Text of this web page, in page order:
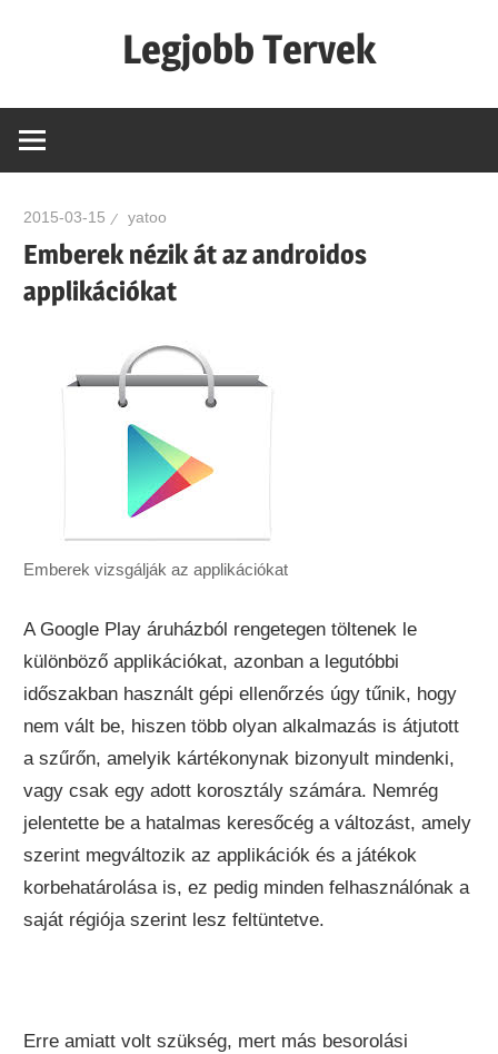
Legjobb Tervek
mindig
jó
tervünk…!
2015-03-15 yatoo
Emberek nézik át az androidos
applikációkat
Emberek vizsgálják az applikációkat
A Google Play áruházból rengetegen töltenek le
különböző applikációkat, azonban a legutóbbi
időszakban használt gépi ellenőrzés úgy tűnik, hogy
nem vált be, hiszen több olyan alkalmazás is átjutott
a szűrőn, amelyik kártékonynak bizonyult mindenki,
vagy csak egy adott korosztály számára. Nemrég
jelentette be a hatalmas keresőcég a változást, amely
szerint megváltozik az applikációk és a játékok
korbehatárolása is, ez pedig minden felhasználónak a
saját régiója szerint lesz feltüntetve.
Erre amiatt volt szükség, mert más besorolási